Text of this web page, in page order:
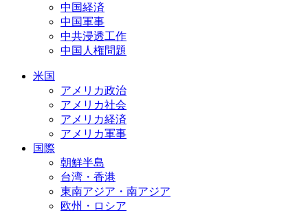
中国経済
中国軍事
中共浸透工作
中国人権問題
米国
アメリカ政治
アメリカ社会
アメリカ経済
アメリカ軍事
国際
朝鮮半島
台湾・香港
東南アジア・南アジア
欧州・ロシア